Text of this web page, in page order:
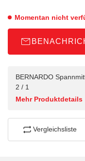
Momentan nicht
BERNARDO
2 / 1
Mehr Produktdetails
Vergleichsliste